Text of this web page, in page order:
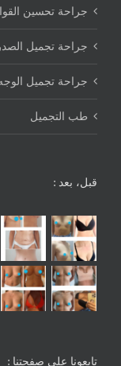
جراحة تحسين
جراحة تجميل الصدر
جراحة تجميل
طب التجميل
قبل، بعد :
تابعونا على صفحتنا :